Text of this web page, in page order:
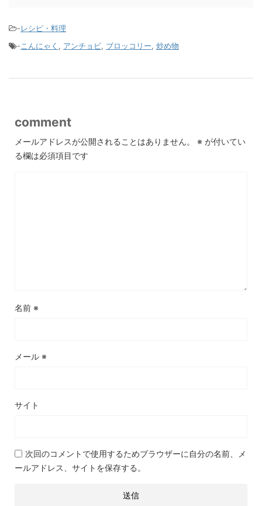
-レシピ・料理
- こんにゃく , アンチョビ, ブロッコリー, 炒め物
comment
メールアドレスが公開されることはありません。 ※ が付いてい
る欄は必須項目です
名前 ※
メール ※
サイト
次回のコメントで使用するためブラウザーに自分の名前、メ
ールアドレス、サイトを保存する。